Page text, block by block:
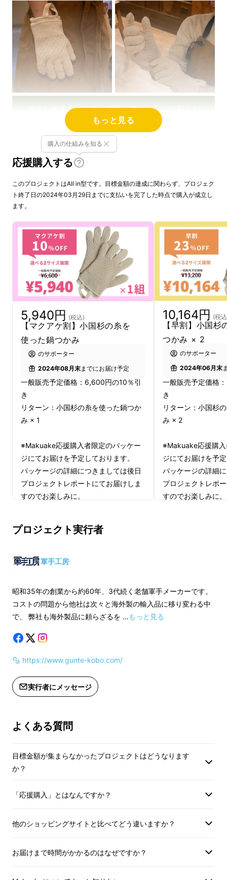
福岡県久留米市に位置する「軍手工房」。
軍手を国内製造から販売まで一貫して行う九州
の軍手工場から、５本指グローブタイプのキッ
チンミトン「小国杉の糸を使った鍋つかみ」が
登場しました。
キッチンにも馴染むナチュラルなデザインと、
耐熱性はもちろん片手でも掴みやすい機能性。
そして、オーガニックコットン のやさしさと九
州の熊本県小国町の森で採られる間伐材から生
まれた木糸（もくいと）
の強さをあわせて編ん
で形にしました。
介します。
お料理をする誰もが遭遇するであろう
「熱っ！」という場面。
裾や台所にあるタオルや布巾で掴んでしまい落
としそうになった
フリーサイズで手の小さな私には大きいし、手
なんとかしようと思いつつ、気づいたら後回
このような状況になっていませんか？
もっと見る
応援購入する
購入の仕組みを知る
このプロジェクトはAll in型です。目標金額の達成に関わらず、プロジェク
ト終了日の2024年03月29日までに支払いを完了した時点で購入が成立し
ます。
5,940円 (税込)
【マクアケ割】小国杉の糸を
使った鍋つかみ
のサポーター
2024年08月末までにお届け予定
一般販売予定価格：6,600円の10％引
き
リターン：小国杉の糸を使った鍋つか
み × 1
※Makuake応援購入者限定のパッケー
ジにてお届けを予定しております。
パッケージの詳細につきましては後日
プロジェクトレポートにてお届けしま
すのでお楽しみに。
り
載のあるインボイスが必要な場合は、
10,164円 (税
【早割】小国
つかみ × 2
のサポーター
2024年06月末
一般販売予定価格
き
リターン：小国杉
み × 2
※Makuake応援購
ジにてお届けを予
パッケージの詳細
プロジェクトレポ
すのでお楽しみに。
プロジェクト実行者
軍手工房
昭和35年の創業から約60年、3代続く老舗軍手メーカーです。
コストの問題から他社は次々と海外製の輸入品に移り変わる中
で、 弊社も海外製品に頼らざるを …もっと見る
https://www.gunte-kobo.com/
実行者にメッセージ
よくある質問
目標金額が集まらなかったプロジェクトはどうなります
か？
「応援購入」とはなんですか？
他のショッピングサイトと比べてどう違いますか？
お届けまで時間がかかるのはなぜですか？